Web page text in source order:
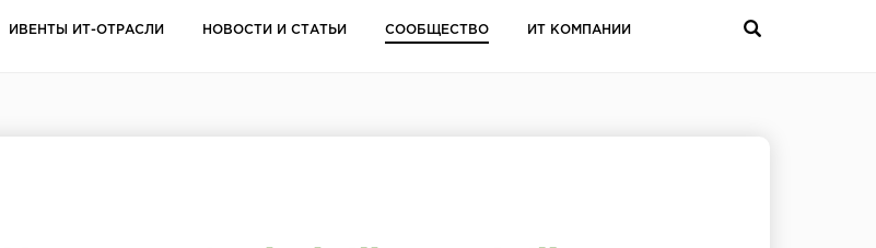
ИВЕНТЫ ИТ-ОТРАСЛИ НОВОСТИ И СТАТЬИ СООБЩЕСТВО
ИТ КОМПАНИИ